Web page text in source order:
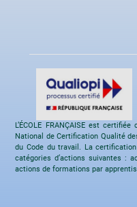
L’ÉCOLE FRANÇAISE est
National de Certification Qualité
du Code du travail. La
catégories d’actions suivantes :
actions de formations par